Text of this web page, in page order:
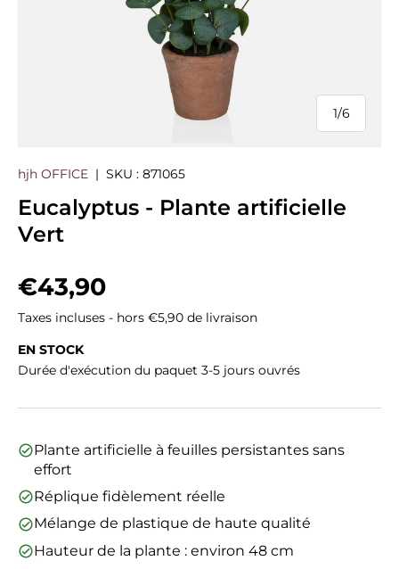
1/
de
6
hjh OFFICE | SKU : 871065
Eucalyptus - Plante artificielle
Vert
Prix habituel
€43,90
Taxes incluses - hors €5,90 de livraison
EN STOCK
Durée d'exécution du paquet 3-5 jours ouvrés
Plante artificielle à feuilles persistantes sans
effort
Réplique fidèlement réelle
Mélange de plastique de haute qualité
Hauteur de la plante : environ 48 cm